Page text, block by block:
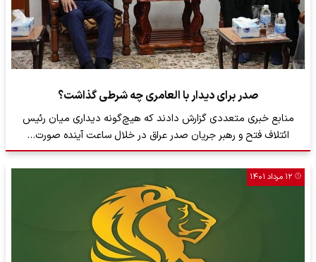
صدر برای دیدار با العامری چه شرطی گذاشت؟
منابع خبری متعددی گزارش دادند که هیچ‌گونه دیداری میان رئیس
ائتلاف فتح و رهبر جریان صدر عراق در خلال ساعت آینده صورت…
۱۲ مرداد ۱۴۰۱